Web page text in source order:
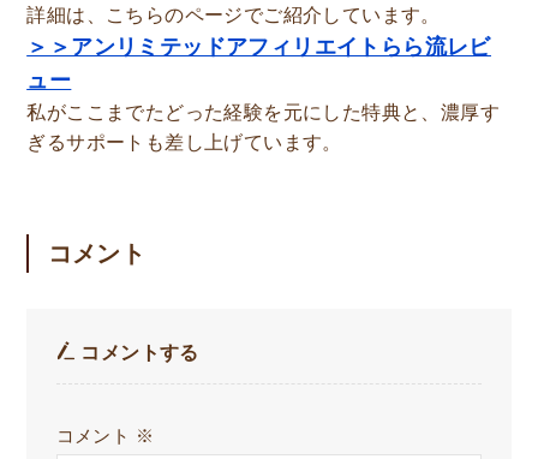
詳細は、こちらのページでご紹介しています。
＞＞アンリミテッドアフィリエイトらら流レビ
ュー
私がここまでたどった経験を元にした特典と、濃厚す
ぎるサポートも差し上げています。
コメント
コメントする
コメント ※